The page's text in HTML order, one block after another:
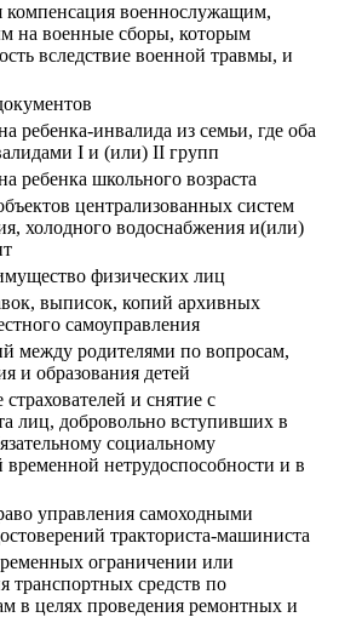
компенсация военнослужащим,
на военные сборы, которым
вследствие военной травмы, и
ребенка-инвалида из семьи, где оба
I и (или) II групп
ребенка школьного возраста
централизованных систем
холодного водоснабжения и(или)
физических лиц
выписок, копий архивных
самоуправления
между родителями по вопросам,
и образования детей
страхователей и снятие с
лиц, добровольно вступивших в
социальному
временной нетрудоспособности и в
управления самоходными
тракториста-машиниста
ограничении или
транспортных средств по
в целях проведения ремонтных и